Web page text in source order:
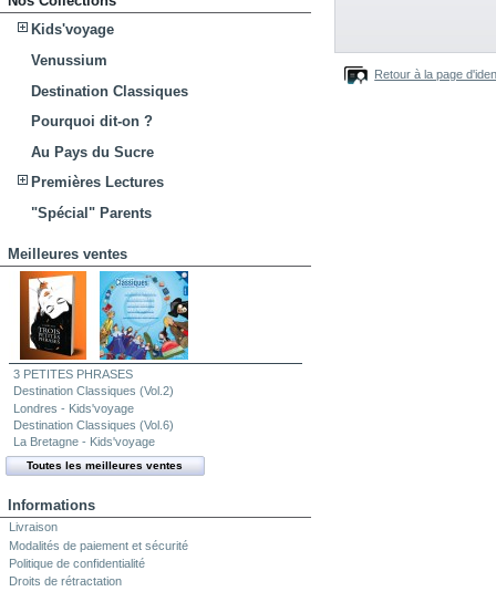
Kids'voyage
Venussium
Destination Classiques
Pourquoi dit-on ?
Au Pays du Sucre
Premières Lectures
"Spécial" Parents
Meilleures ventes
3 PETITES PHRASES
Destination Classiques (Vol.2)
Londres - Kids'voyage
Destination Classiques (Vol.6)
La Bretagne - Kids'voyage
Toutes les meilleures ventes
Informations
Livraison
Modalités de paiement et sécurité
Politique de confidentialité
Droits de rétractation
Retour à la page